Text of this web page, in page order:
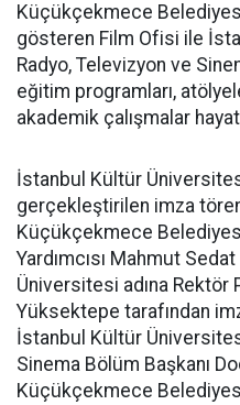
Küçükçekmece
gösteren Film Ofisi ile
Radyo, Televizyon ve
eğitim programları,
akademik çalışmalar
İstanbul Kültür
gerçekleştirilen imza
Küçükçekmece
Yardımcısı Mahmut
Üniversitesi adına Rektör
Yüksektepe tarafından
İstanbul Kültür
Sinema Bölüm Başkanı
Küçükçekmece